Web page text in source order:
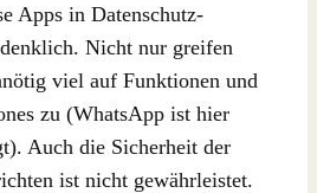
Apps in Datenschutz-
Nicht nur greifen
viel auf Funktionen und
zu (WhatsApp ist hier
Auch die Sicherheit der
ist nicht gewährleistet.